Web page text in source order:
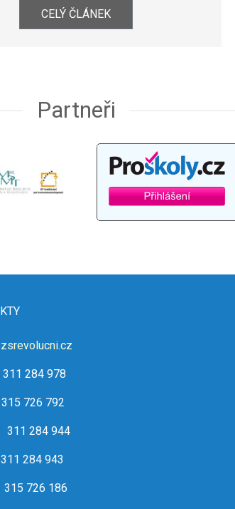
CELÝ ČLÁNEK
Partneři
284 978
792
284 944
284 943
726 186